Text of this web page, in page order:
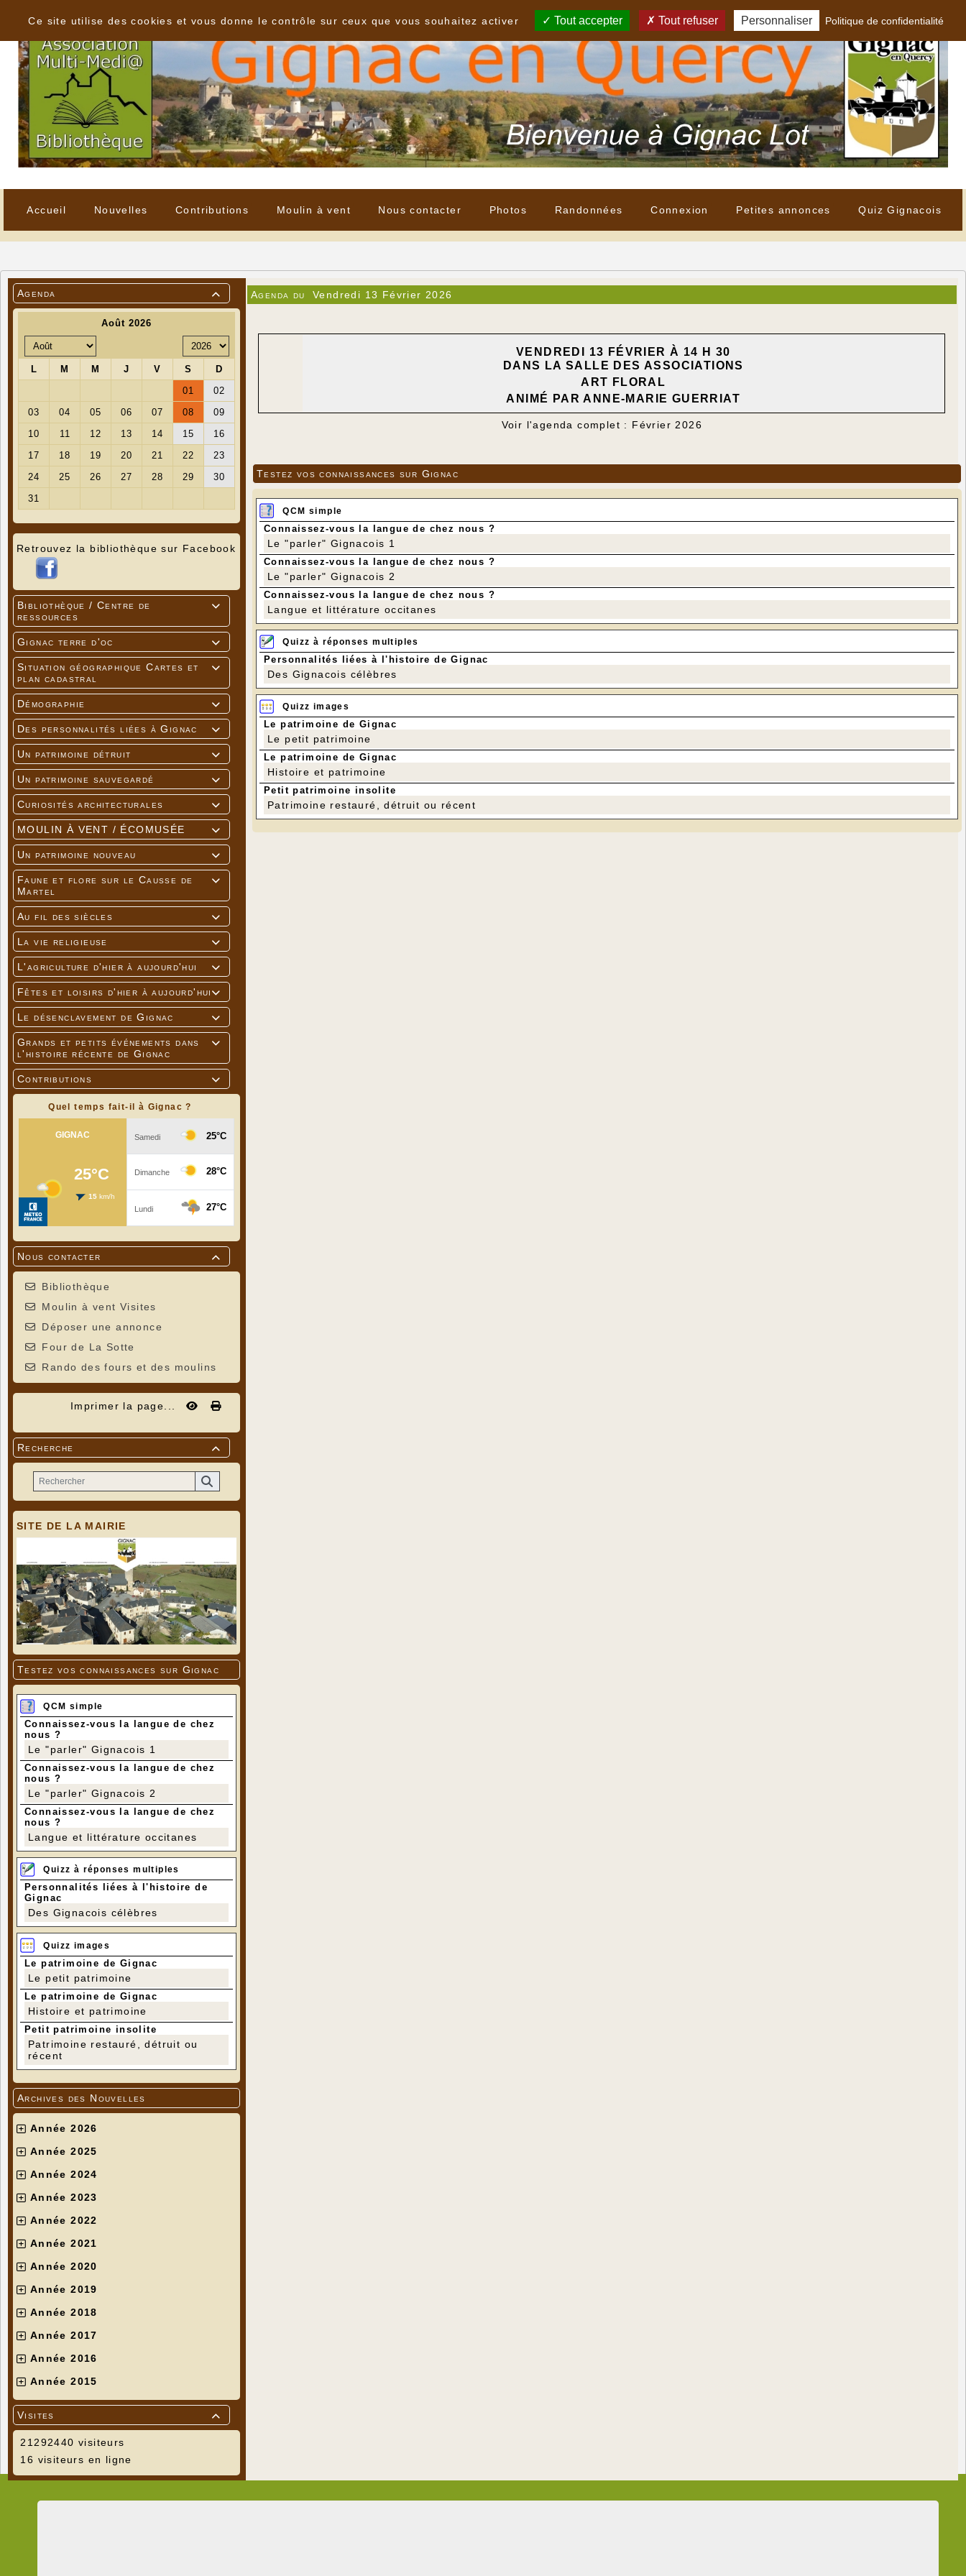
Accueil Nouvelles Contributions Moulin à vent Nous contacter Photos Randonnées Connexion Petites annonces Quiz Gignacois

Agenda
Retrouvez la bibliothèque sur Facebook

Bibliothèque / Centre de
ressources

Gignac terre d'oc

Situation géographique Cartes et
plan cadastral

Démographie

Des personnalités liées à Gignac

Un patrimoine détruit

Un patrimoine sauvegardé

Curiosités architecturales

MOULIN À VENT / ÉCOMUSÉE

Un patrimoine nouveau

Faune et flore sur le Causse de
Martel

Au fil des siècles

La vie religieuse

L'agriculture d'hier à aujourd'hui

Fêtes et loisirs d'hier à aujourd'hui

Le désenclavement de Gignac

Grands et petits événements dans
l'histoire récente de Gignac

Contributions
Quel temps fait-il à Gignac ?

Nous contacter
Bibliothèque
Moulin à vent Visites
Déposer une annonce
Four de La Sotte
Rando des fours et des moulins
Imprimer la page...

Recherche
SITE DE LA MAIRIE
Testez vos connaissances sur Gignac
QCM simple
Connaissez-vous la langue de chez
nous ?
Le "parler" Gignacois 1
Connaissez-vous la langue de chez
nous ?
Le "parler" Gignacois 2
Connaissez-vous la langue de chez
nous ?
Langue et littérature occitanes
Quizz à réponses multiples
Personnalités liées à l'histoire de
Gignac
Des Gignacois célèbres
Quizz images
Le patrimoine de Gignac
Le petit patrimoine
Le patrimoine de Gignac
Histoire et patrimoine
Petit patrimoine insolite
Patrimoine restauré, détruit ou
récent
Archives des Nouvelles
Année 2026
Année 2025
Année 2024
Année 2023
Année 2022
Année 2021
Année 2020
Année 2019
Année 2018
Année 2017
Année 2016
Année 2015

Visites
21292440 visiteurs
16 visiteurs en ligne
Agenda du Vendredi 13 Février 2026
VENDREDI 13 FÉVRIER À 14 H 30
DANS LA SALLE DES ASSOCIATIONS
ART FLORAL
ANIMÉ PAR ANNE-MARIE GUERRIAT
Voir l'agenda complet : Février 2026
Testez vos connaissances sur Gignac
QCM simple
Connaissez-vous la langue de chez nous ?
Le "parler" Gignacois 1
Connaissez-vous la langue de chez nous ?
Le "parler" Gignacois 2
Connaissez-vous la langue de chez nous ?
Langue et littérature occitanes
Quizz à réponses multiples
Personnalités liées à l'histoire de Gignac
Des Gignacois célèbres
Quizz images
Le patrimoine de Gignac
Le petit patrimoine
Le patrimoine de Gignac
Histoire et patrimoine
Petit patrimoine insolite
Patrimoine restauré, détruit ou récent
Ce site utilise des cookies et vous donne le contrôle sur ceux que vous souhaitez activer
Tout accepter Tout refuser Personnaliser Politique de confidentialité